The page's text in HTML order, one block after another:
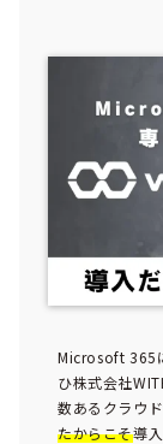
Microsoft 365
ひ株式会社
数あるクラウ
たからこそ導